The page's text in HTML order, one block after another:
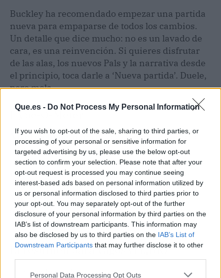
Que.es - Do Not Process My Personal Information
If you wish to opt-out of the sale, sharing to third parties, or
processing of your personal or sensitive information for
targeted advertising by us, please use the below opt-out
section to confirm your selection. Please note that after your
opt-out request is processed you may continue seeing
interest-based ads based on personal information utilized by
us or personal information disclosed to third parties prior to
your opt-out. You may separately opt-out of the further
disclosure of your personal information by third parties on the
IAB’s list of downstream participants. This information may
also be disclosed by us to third parties on the IAB’s List of
Downstream Participants that may further disclose it to other
Personal Data Processing Opt Outs
Buckley ha recomendado empezar una partida
nueva para empaparse de todos los cambios.
Un detalle que dice mucho: no es un lavado de
cara, es una reinvención. Si quieres disfrutar
de las alas, los nuevos Pals y la narrativa desde
el principio, toca darle a ‘Nueva partida’. Duele,
pero mola.
Hype-O-Meter
Nivel de hype: 8,5/10.Pocketpair ha hecho los
deberes y las 27 páginas de cambios son la
prueba de fuego de que Palworld aspira a ser
más que un meme. La inclusión de vuelo, el
Árbol del Mundo y la actitud desafiante frente a
Nintendo elevan las expectativas. Si la
ejecución está a la altura, superará a muchos
survival de la competencia.
El resumen para vagos (TL;DR)
¿Qué ha pasado?Palworld sale del early access el 10 de julio